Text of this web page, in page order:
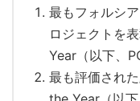
最もフォルシ
ロジェクトを
Year（以下、
最も評価され